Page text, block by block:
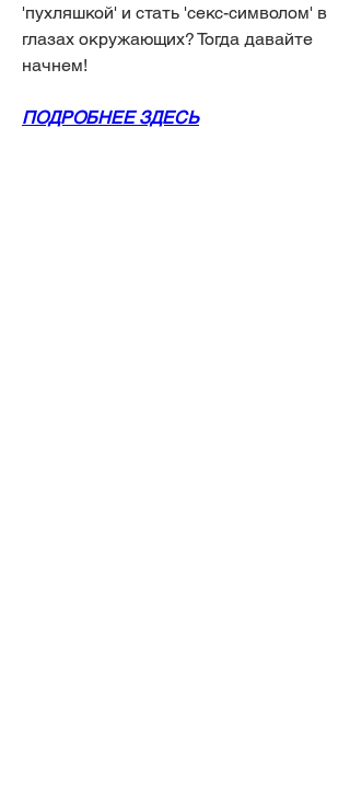
'пухляшкой' и стать 'секс-символом' в
глазах окружающих? Тогда давайте
начнем!
ПОДРОБНЕЕ ЗДЕСЬ